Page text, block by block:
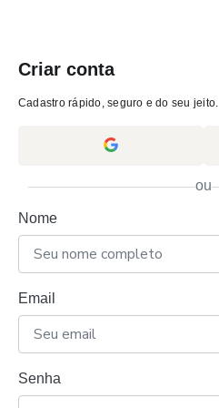
Criar conta
Cadastro rápido, seguro e do seu jeito.
ou
Nome
Email
Senha